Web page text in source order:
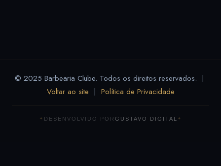
© 2025 Barbearia Clube. Todos os direitos reservados. |
Voltar ao site | Política de Privacidade
DESENVOLVIDO POR GUSTAVO DIGITAL